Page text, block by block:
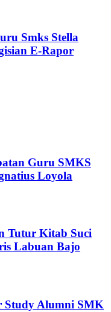
Smks Stella
E-Rapor
Guru SMKS
Loyola
Tutur Kitab Suci
Labuan Bajo
Study Alumni SMK